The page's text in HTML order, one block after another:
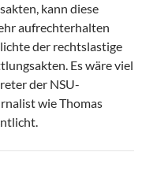
kann diese
aufrechterhalten
der rechtslastige
Es wäre viel
der NSU-
wie Thomas